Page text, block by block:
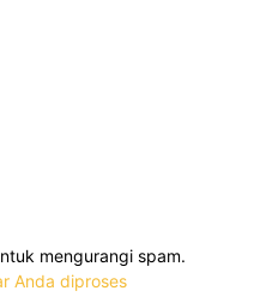
mengurangi spam.
Anda diproses